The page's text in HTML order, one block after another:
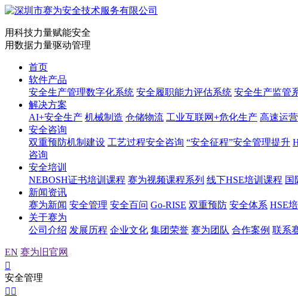
用科技力量赋能安全
用数据力量驱动管理
首页
软件产品
安全生产管理数字化系统 安全履职能力评估系统 安全生产监管
解决方案
AI+安全生产 机械制造 仓储物流 工业互联网+危化生产 高速运营
安全咨询
双重预防机制建设 工艺过程安全咨询 “安全征程”安全管理提升
咨询
安全培训
NEBOSH证书培训课程 赛为视频课程系列 线下HSE培训课程 国
新闻资讯
赛为新闻 安全管理 安全百问 Go-RISE 双重预防 安全体系 HSE培
关于赛为
公司介绍 发展历程 企业文化 集团荣誉 赛为团队 合作案例 联系
EN 赛为旧官网

安全管理
 